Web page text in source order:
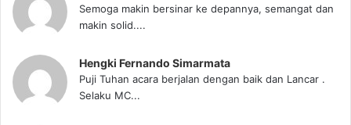
Semoga makin bersinar ke depannya, semangat dan
makin solid....
Hengki Fernando Simarmata
Puji Tuhan acara berjalan dengan baik dan Lancar .
Selaku MC...